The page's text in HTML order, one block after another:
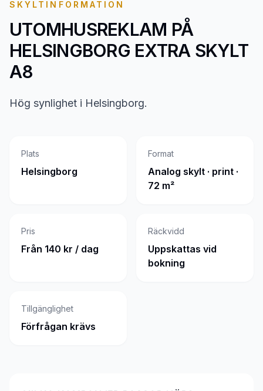
SKYLTINFORMATION
UTOMHUSREKLAM PÅ
HELSINGBORG EXTRA SKYLT
A8
Hög synlighet i Helsingborg.
Plats
Helsingborg
Format
Analog skylt · print ·
72 m²
Pris
Från 140 kr / dag
Räckvidd
Uppskattas vid
bokning
Tillgänglighet
Förfrågan krävs